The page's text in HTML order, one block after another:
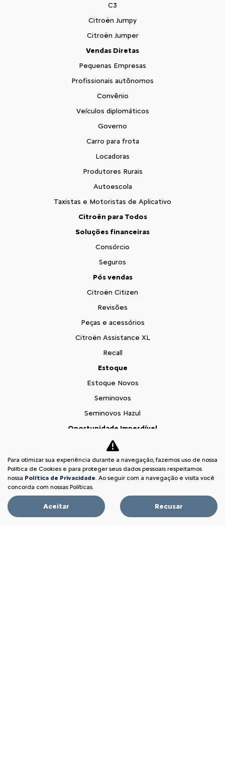
C3
Citroën Jumpy
Citroën Jumper
Vendas Diretas
Pequenas Empresas
Profissionais autônomos
Convênio
Veículos diplomáticos
Governo
Carro para frota
Locadoras
Produtores Rurais
Autoescola
Taxistas e Motoristas de Aplicativo
Citroën para Todos
Soluções financeiras
Consórcio
Seguros
Pós vendas
Citroën Citizen
Revisões
Peças e acessórios
Citroën Assistance XL
Recall
Estoque
Estoque Novos
Seminovos
Seminovos Hazul
Oportunidade Imperdível
Fale conosco
Sobre nós
Contato
Comfort Drive
Trabalhe conosco
Política de privacidade
Para otimizar sua experiência durante a navegação, fazemos uso de nossa
Política de Cookies e para proteger seus dados pessoais respeitamos
nossa Política de Privacidade. Ao seguir com a navegação e visita você
concorda com nossas Políticas.
Aceitar Recusar